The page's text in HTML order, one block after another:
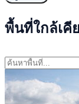
พื้นที่ใกล้เคี